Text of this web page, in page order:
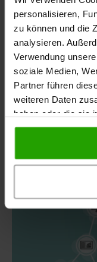
personalisieren,
zu können und die
analysieren.
Verwendung
soziale Medien,
Partner führen
weiteren Daten
haben oder die sie
gesammelt haben.
04.08.2026-
Patienten /
Diabetes bei
Hitze beeinflusst
den Kreislauf
Wunden